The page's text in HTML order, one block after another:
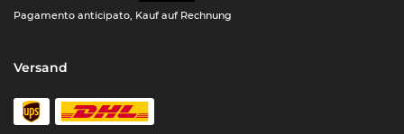
Pagamento anticipato, Kauf auf Rechnung
Versand